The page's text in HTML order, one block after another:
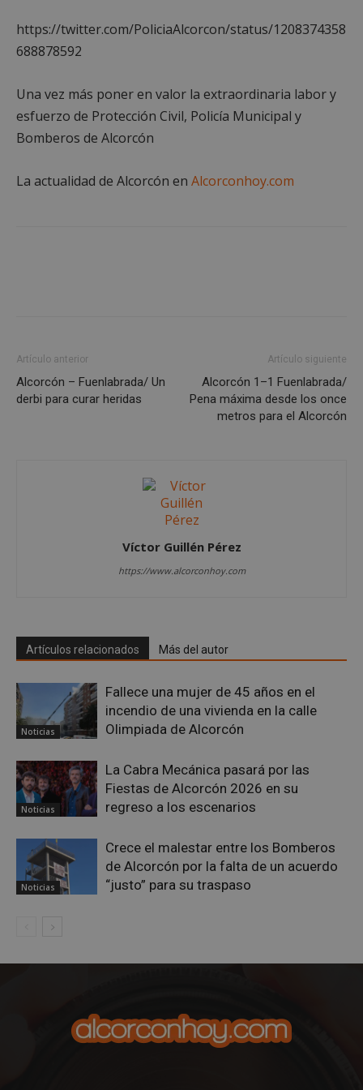
https://twitter.com/PoliciaAlcorcon/status/1208374358
688878592
Una vez más poner en valor la extraordinaria labor y
esfuerzo de Protección Civil, Policía Municipal y
Bomberos de Alcorcón
La actualidad de Alcorcón en Alcorconhoy.com
Artículo anterior
Alcorcón – Fuenlabrada/ Un
derbi para curar heridas
Artículo siguiente
Alcorcón 1–1 Fuenlabrada/
Pena máxima desde los once
metros para el Alcorcón
Víctor Guillén Pérez
https://www.alcorconhoy.com
Artículos relacionados Más del autor
Noticias
Fallece una mujer de 45 años en el
incendio de una vivienda en la calle
Olimpiada de Alcorcón
Noticias
La Cabra Mecánica pasará por las
Fiestas de Alcorcón 2026 en su
regreso a los escenarios
Noticias
Crece el malestar entre los Bomberos
de Alcorcón por la falta de un acuerdo
“justo” para su traspaso
Cookies no clasificadas
Las cookies estrictamente necesarias permiten la
funcionalidad principal del sitio web, como el
inicio de sesión de usuario y la gestión de cuentas.
El sitio web no se puede utilizar correctamente sin
las cookies estrictamente necesarias.
AWSALBCORS
Amazon.com
Google
Privacy Policy